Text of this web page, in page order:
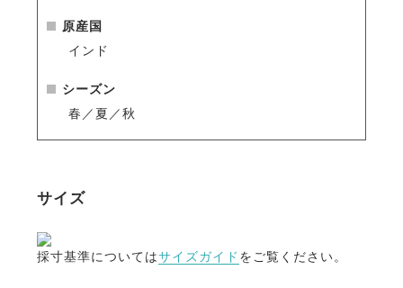
原産国
インド
シーズン
春／夏／秋
サイズ
採寸基準についてはサイズガイド をご覧ください。